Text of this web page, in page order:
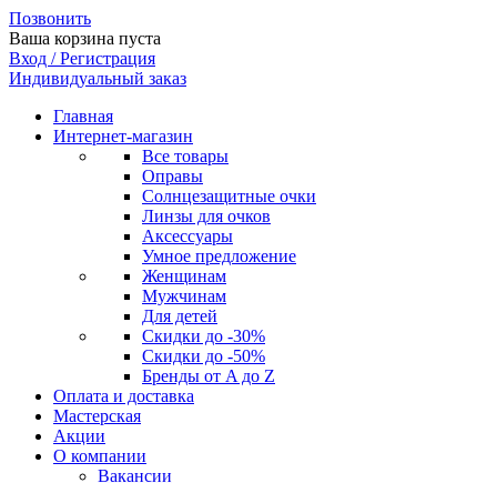
Позвонить
Ваша корзина пуста
Вход / Регистрация
Индивидуальный заказ
Главная
Интернет-магазин
Все товары
Оправы
Солнцезащитные очки
Линзы для очков
Аксессуары
Умное предложение
Женщинам
Мужчинам
Для детей
Скидки до -30%
Скидки до -50%
Бренды от A до Z
Оплата и доставка
Мастерская
Акции
О компании
Вакансии